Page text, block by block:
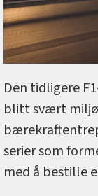
Den tidligere
blitt svært
serier som
med å bestille